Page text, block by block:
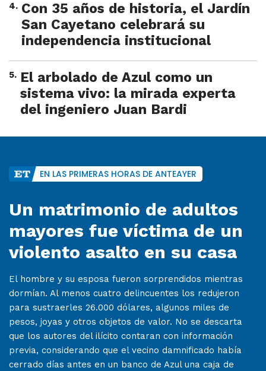
4. Con 35 años de historia, el Jardín
San Cayetano celebrará su
independencia institucional
5. El arbolado de Azul como un
sistema vivo: la mirada experta
del ingeniero Juan Bardi
EN LAS PRIMERAS HORAS DE ANTEAYER
Un matrimonio de adultos
mayores fue víctima de un
violento asalto en su casa
El hombre y su esposa fueron sorprendidos mientras
dormían. Al menos cuatro delincuentes los redujeron
para sustraerles 26.000 dólares, algunos miles de
pesos, joyas y otros objetos de valor. No se descarta
que los autores del ilícito contaran con información
previa, considerando que el vecino damnificado había
cerrado días antes en un banco de Azul una caja de